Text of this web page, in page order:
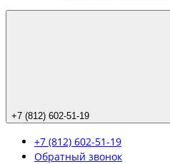
+7 (812) 602-51-19
+7 (812) 602-51-19
Обратный звонок